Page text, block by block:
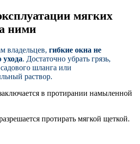
мягких
ними
владельцев, гибкие окна не
ухода. Достаточно убрать грязь,
шланга или
раствор.
в протирании намыленной
протирать мягкой щеткой.